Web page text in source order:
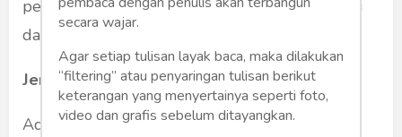
pembuatan jaket ini disesuaikan dengan fungsi
dan penggunaannya.
Jenis Kain untuk Bahan Jaket
Ada beberapa jenis kain yang biasa digunakan
secara wajar.
Agar setiap tulisan layak baca, maka dilakukan
“filtering” atau penyaringan tulisan berikut
keterangan yang menyertainya seperti foto,
video dan grafis sebelum ditayangkan.